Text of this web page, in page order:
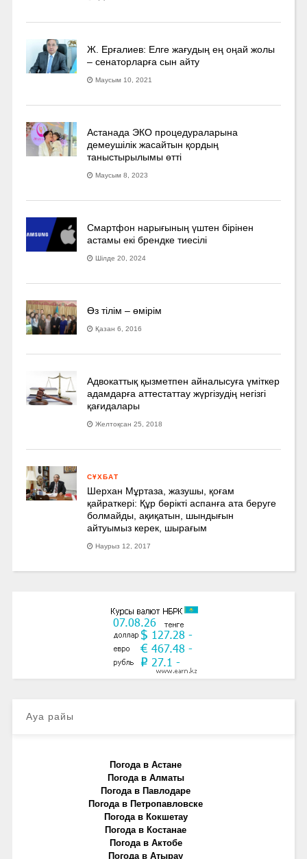
Ж. Ерғалиев: Елге жағудың ең оңай жолы
– сенаторларға сын айту
Маусым 10, 2021
Астанада ЭКО процедураларына
демеушілік жасайтын қордың
таныстырылымы өтті
Маусым 8, 2023
Смартфон нарығының үштен бірінен
астамы екі брендке тиесілі
Шілде 20, 2024
Өз тілім – өмірім
Қазан 6, 2016
Адвокаттық қызметпен айналысуға үмiткер
адамдарға аттестаттау жүргізудің негізгі
қағидалары
Желтоқсан 25, 2018
СҰХБАТ
Шерхан Мұртаза, жазушы, қоғам
қайраткері: Құр бөрікті аспанға ата беруге
болмайды, ақиқатын, шындығын
айтуымыз керек, шырағым
Наурыз 12, 2017
Ауа райы
Погода в Астане
Погода в Алматы
Погода в Павлодаре
Погода в Петропавловске
Погода в Кокшетау
Погода в Костанае
Погода в Актобе
Погода в Атырау